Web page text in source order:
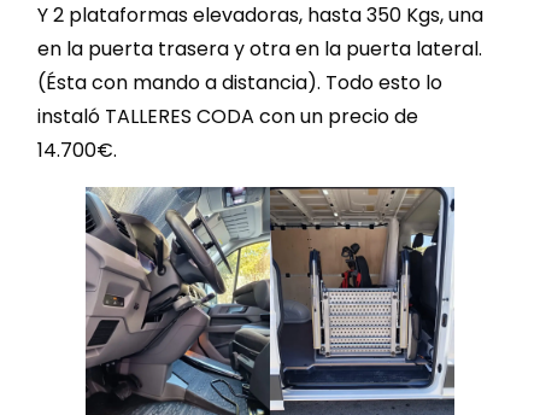
Y 2 plataformas elevadoras, hasta 350 Kgs, una
en la puerta trasera y otra en la puerta lateral.
(Ésta con mando a distancia). Todo esto lo
instaló TALLERES CODA con un precio de
14.700€.